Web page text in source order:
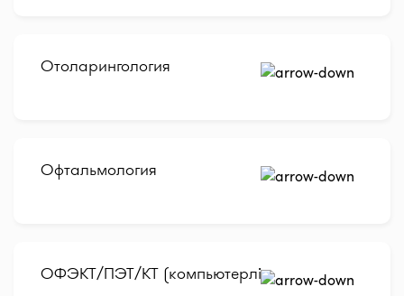
Отоларингология
Офтальмология
ОФЭКТ/ПЭТ/КТ (компьютерлік